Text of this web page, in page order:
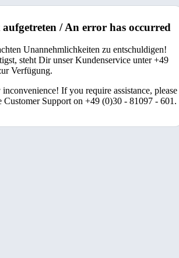
/ An error has occurred
Unannehmlichkeiten zu entschuldigen!
steht Dir unser Kundenservice unter +49
Verfügung.
If you require assistance, please
Customer Support on +49 (0)30 - 81097 - 601.